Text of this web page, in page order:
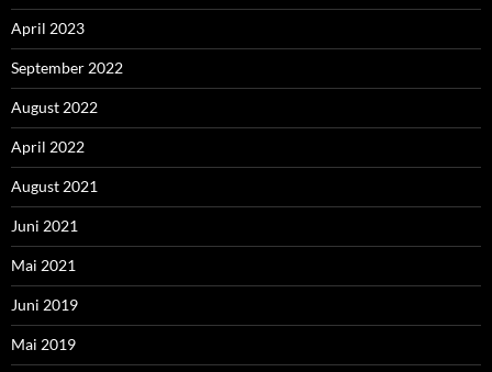
April 2023
September 2022
August 2022
April 2022
August 2021
Juni 2021
Mai 2021
Juni 2019
Mai 2019